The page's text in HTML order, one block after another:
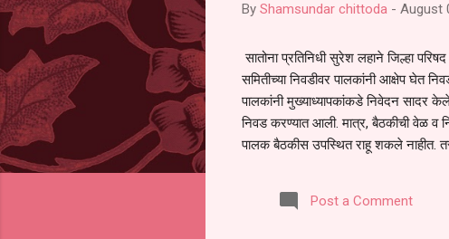
By Shamsundar chittoda - August
सातोना प्रतिनिधी सुरेश लहाने जिल्हा
समितीच्या निवडीवर पालकांनी आक्षेप घेत
पालकांनी मुख्याध्यापकांकडे निवेदन सादर
निवड करण्यात आली. मात्र, बैठकीची वेळ व
पालक बैठकीस उपस्थित राहू शकले नाहीत.
समितीची फेरनिवडणूक घेण्यात यावी, अशी
जालना तसेच तालुका शिक्षण अधिकारी,
Post a Comment